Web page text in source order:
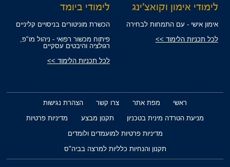
לימודי אימון וקואצ'ינג
אימון אישי - עם התמחות לבחירה
לכל תכניות הלימוד >>
לימודי ביומד
הכשרת מוניטורים בניסויים קליניים
פיתוח מכשור רפואי - ניהול מו"פ,
רגולציה והיבטים עסקיים
לכל תכניות הלימוד >>
ראשי מפת אתר צרו קשר
הצהרת נגישות
מניעת הטרדה מינית בטכניון
תקנון מבצע
מדיניות פרטיות
מדיניות פרטיות למועמדים ולומדים
תקנון והנחיות כלליות למרצה בביה"ס